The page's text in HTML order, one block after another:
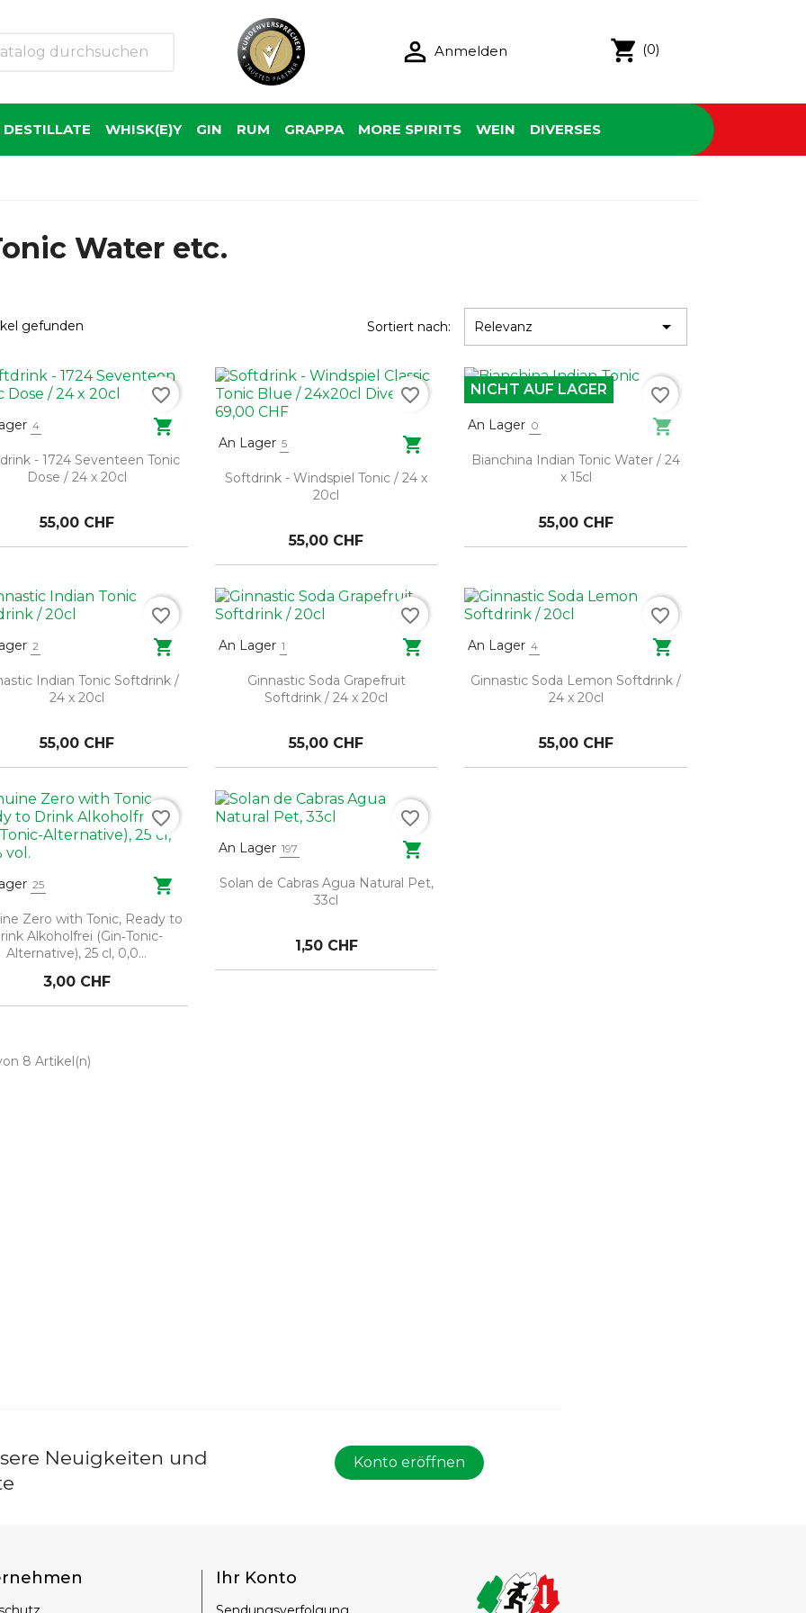
 Anmelden shopping_cart (0)
WHISK(E)Y GIN RUM GRAPPA MORE SPIRITS WEIN DIVERSES
Water etc.
gefunden Sortiert nach: Relevanz 
4 
- 1724 Seventeen Tonic
Dose / 24 x 20cl
55,00 CHF
favorite_border
An Lager 5 
Softdrink - Windspiel Tonic / 24 x
20cl
55,00 CHF
favorite_border
An Lager 0 
Bianchina Indian Tonic Water / 24
x 15cl
55,00 CHF
NICHT AUF LAGER favorite_border
2 
Indian Tonic Softdrink /
24 x 20cl
55,00 CHF
favorite_border
An Lager 1 
Ginnastic Soda Grapefruit
Softdrink / 24 x 20cl
55,00 CHF
favorite_border
An Lager 4 
Ginnastic Soda Lemon Softdrink /
24 x 20cl
55,00 CHF
favorite_border
25 
Zero with Tonic, Ready to
Alkoholfrei (Gin‑Tonic-
Alternative), 25 cl, 0,0...
3,00 CHF
favorite_border
An Lager 197 
Solan de Cabras Agua Natural Pet,
33cl
1,50 CHF
favorite_border
8 Artikel(n)
Neuigkeiten und
Konto eröffnen
Ihr Konto